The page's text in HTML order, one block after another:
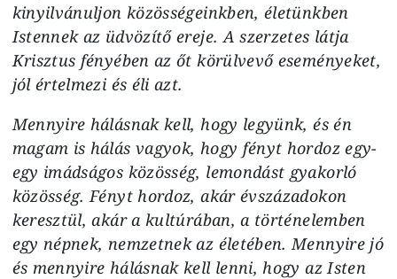
kinyilvánuljon közösségeinkben, életünkben
Istennek az üdvözítő ereje. A szerzetes látja
Krisztus fényében az őt körülvevő eseményeket,
jól értelmezi és éli azt.
Mennyire hálásnak kell, hogy legyünk, és én
magam is hálás vagyok, hogy fényt hordoz egy-
egy imádságos közösség, lemondást gyakorló
közösség. Fényt hordoz, akár évszázadokon
keresztül, akár a kultúrában, a történelemben
egy népnek, nemzetnek az életében. Mennyire jó
és mennyire hálásnak kell lenni, hogy az Isten